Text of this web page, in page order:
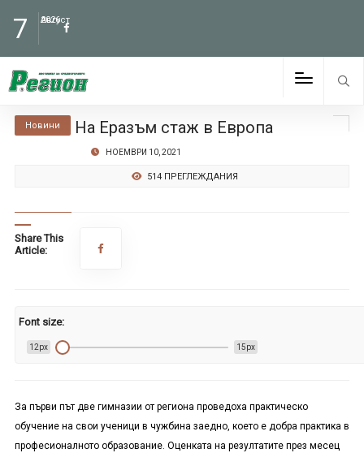
7 Август
2026
Новини На Еразъм стаж в Европа
НОЕМВРИ 10, 2021
514 ПРЕГЛЕЖДАНИЯ
Share This
Article:
Font size:
12px 15px
За първи път две гимназии от региона проведоха практическо
обучение на свои ученици в чужбина заедно, което е добра практика в
професионалното образование. Оценката на резултатите през месец